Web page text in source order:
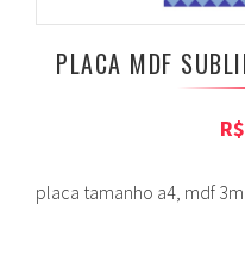
PLACA MDF
R$
placa tamanho a4, mdf